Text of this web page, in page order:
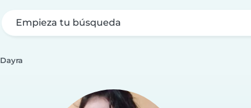
Empieza tu búsqueda
Dayra